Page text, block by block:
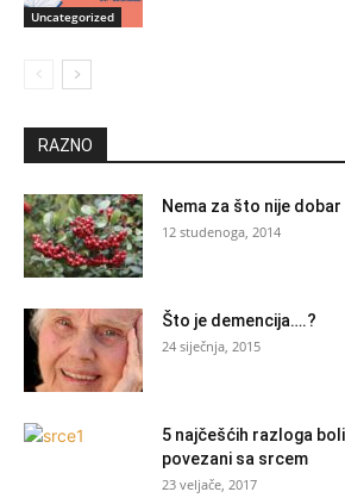
Uncategorized
RAZNO
Nema za što nije dobar
12 studenoga, 2014
Što je demencija….?
24 siječnja, 2015
5 najčešćih razloga
povezani sa srcem
23 veljače, 2017